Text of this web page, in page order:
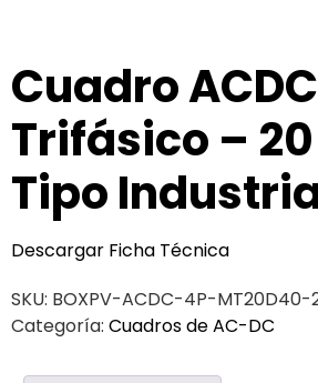
Cuadro ACDC
Trifásico – 20
Tipo
Descargar Ficha Técnica
SKU: BOXPV-ACDC-4P-MT20D40-
Categoría: Cuadros de AC-DC